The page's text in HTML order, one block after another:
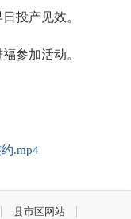
投产见效。
参加活动。
.mp4
县市区网站